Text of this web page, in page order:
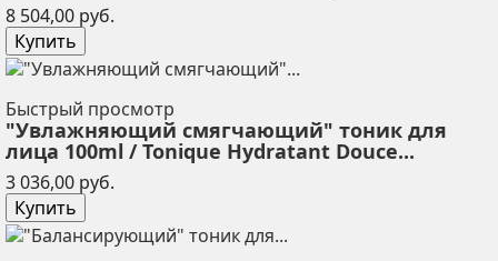
8 504,00 руб.
Купить
Быстрый просмотр
"Увлажняющий смягчающий" тоник для
лица 100ml / Tonique Hydratant Douce...
3 036,00 руб.
Купить